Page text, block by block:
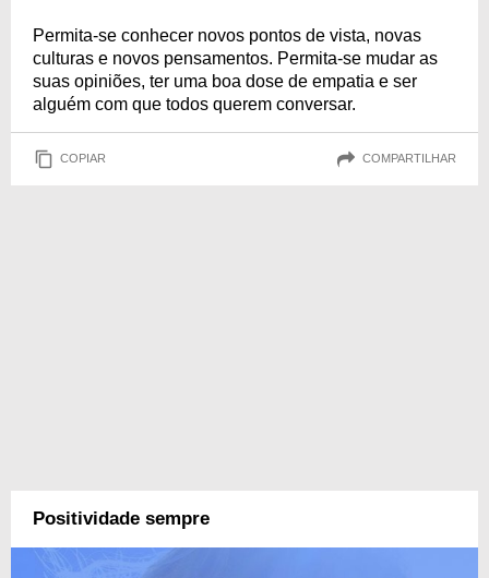
Permita-se conhecer novos pontos de vista, novas
culturas e novos pensamentos. Permita-se mudar as
suas opiniões, ter uma boa dose de empatia e ser
alguém com que todos querem conversar.
COPIAR COMPARTILHAR
Positividade sempre